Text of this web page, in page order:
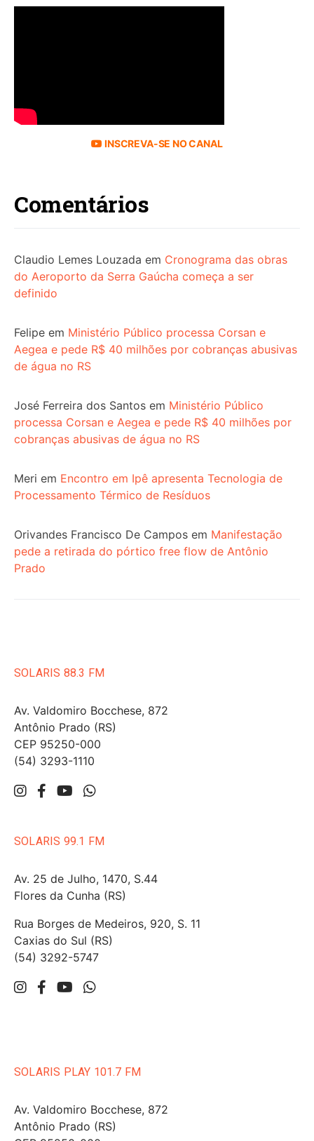
INSCREVA-SE NO CANAL
Comentários
Claudio Lemes Louzada em Cronograma das obras
do Aeroporto da Serra Gaúcha começa a ser
definido
Felipe em Ministério Público processa Corsan e
Aegea e pede R$ 40 milhões por cobranças abusivas
de água no RS
José Ferreira dos Santos em Ministério Público
processa Corsan e Aegea e pede R$ 40 milhões por
cobranças abusivas de água no RS
Meri em Encontro em Ipê apresenta Tecnologia de
Processamento Térmico de Resíduos
Orivandes Francisco De Campos em Manifestação
pede a retirada do pórtico free flow de Antônio
Prado
SOLARIS 88.3 FM
Av. Valdomiro Bocchese, 872
Antônio Prado (RS)
CEP 95250-000
(54) 3293-1110
SOLARIS 99.1 FM
Av. 25 de Julho, 1470, S.44
Flores da Cunha (RS)
Rua Borges de Medeiros, 920, S. 11
Caxias do Sul (RS)
(54) 3292-5747
SOLARIS PLAY 101.7 FM
Av. Valdomiro Bocchese, 872
Antônio Prado (RS)